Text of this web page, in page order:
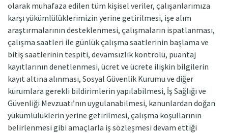
olarak muhafaza edilen tüm kişisel veriler, çalışanlarımıza
karşı yükümlülüklerimizin yerine getirilmesi, işe alım
araştırmalarının desteklenmesi, çalışmaların ispatlanması,
çalışma saatleri ile günlük çalışma saatlerinin başlama ve
bitiş saatlerinin tespiti, devamsızlık kontrolü, puantaj
kayıtlarının denetlenmesi, ücret ve ücrete ilişkin bilgilerin
kayıt altına alınması, Sosyal Güvenlik Kurumu ve diğer
kurumlara gerekli bildirimlerin yapılabilmesi, İş Sağlığı ve
Güvenliği Mevzuatı’nın uygulanabilmesi, kanunlardan doğan
yükümlülüklerin yerine getirilmesi, çalışma koşullarının
belirlenmesi gibi amaçlarla iş sözleşmesi devam ettiği